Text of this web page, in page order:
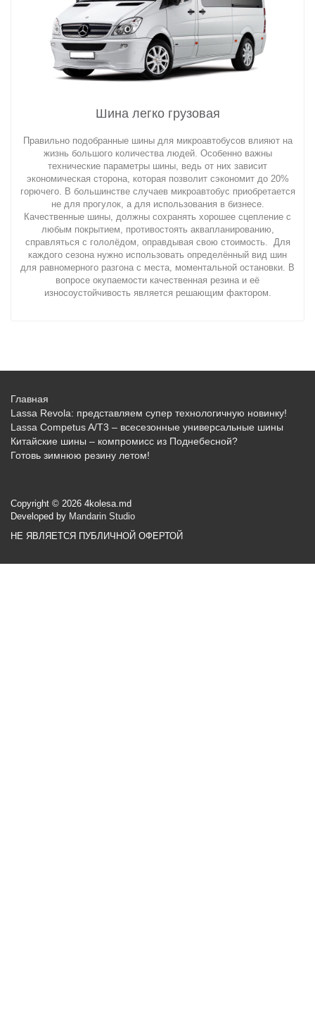
Шина легко грузовая
Правильно подобранные шины для микроавтобусов влияют на
жизнь большого количества людей. Особенно важны
технические параметры шины, ведь от них зависит
экономическая сторона, которая позволит сэкономит до 20%
горючего. В большинстве случаев микроавтобус приобретается
не для прогулок, а для использования в бизнесе.
Качественные шины, должны сохранять хорошее сцепление с
любым покрытием, противостоять аквапланированию,
справляться с гололёдом, оправдывая свою стоимость. Для
каждого сезона нужно использовать определённый вид шин
для равномерного разгона с места, моментальной остановки. В
вопросе окупаемости качественная резина и её
износоустойчивость является решающим фактором.
Главная
Lassa Revola: представляем супер технологичную новинку!
Lassa Competus A/T3 – всесезонные универсальные шины
Китайские шины – компромисс из Поднебесной?
Готовь зимнюю резину летом!
Copyright © 2026 4kolesa.md
Developed by Mandarin Studio
НЕ ЯВЛЯЕТСЯ ПУБЛИЧНОЙ ОФЕРТОЙ